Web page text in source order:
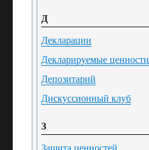
Д
Декларации
Декларируемые ценности
Депозитарий
Дискуссионный клуб
З
Защита ценностей